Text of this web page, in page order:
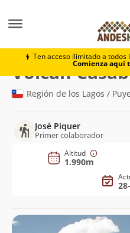
Ten acceso ilimitado a todos
Comienza aquí
Volcán
Volcán
Región de los Lagos /
José Piquer
Primer colaborador
Altitud
1.990m